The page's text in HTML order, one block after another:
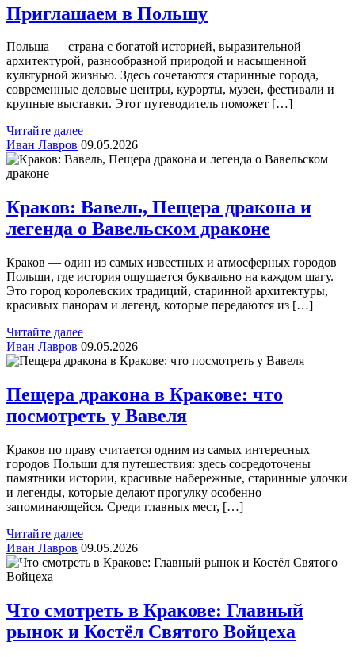
Приглашаем в Польшу
Польша — страна с богатой историей, выразительной
архитектурой, разнообразной природой и насыщенной
культурной жизнью. Здесь сочетаются старинные города,
современные деловые центры, курорты, музеи, фестивали и
крупные выставки. Этот путеводитель поможет […]
Читайте далее
Иван Лавров 09.05.2026
Краков: Вавель, Пещера дракона и
легенда о Вавельском драконе
Краков — один из самых известных и атмосферных городов
Польши, где история ощущается буквально на каждом шагу.
Это город королевских традиций, старинной архитектуры,
красивых панорам и легенд, которые передаются из […]
Читайте далее
Иван Лавров 09.05.2026
Пещера дракона в Кракове: что
посмотреть у Вавеля
Краков по праву считается одним из самых интересных
городов Польши для путешествия: здесь сосредоточены
памятники истории, красивые набережные, старинные улочки
и легенды, которые делают прогулку особенно
запоминающейся. Среди главных мест, […]
Читайте далее
Иван Лавров 09.05.2026
Что смотреть в Кракове: Главный
рынок и Костёл Святого Войцеха